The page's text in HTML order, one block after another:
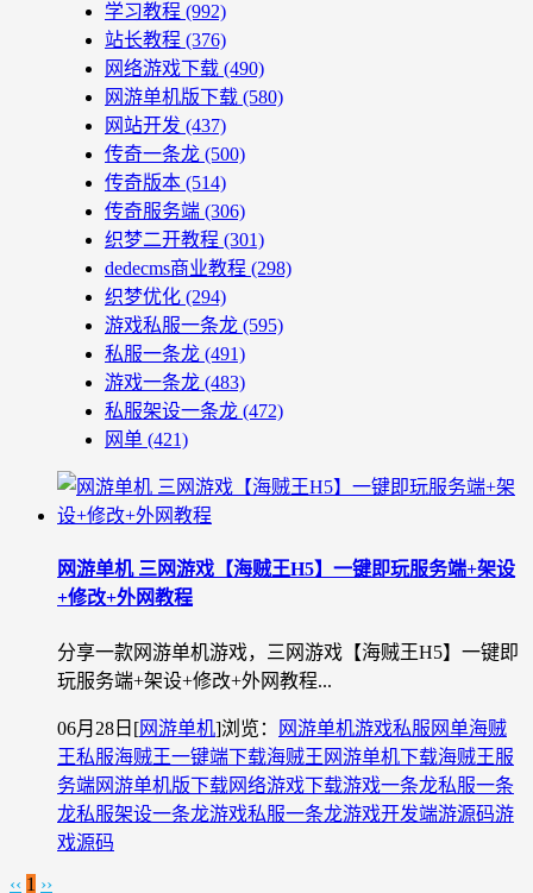
学习教程 (992)
站长教程 (376)
网络游戏下载 (490)
网游单机版下载 (580)
网站开发 (437)
传奇一条龙 (500)
传奇版本 (514)
传奇服务端 (306)
织梦二开教程 (301)
dedecms商业教程 (298)
织梦优化 (294)
游戏私服一条龙 (595)
私服一条龙 (491)
游戏一条龙 (483)
私服架设一条龙 (472)
网单 (421)
网游单机 三网游戏【海贼王H5】一键即玩服务端+架设
+修改+外网教程
分享一款网游单机游戏，三网游戏【海贼王H5】一键即
玩服务端+架设+修改+外网教程...
06月28日 [网游单机]浏览： 网游单机游戏私服 网单海贼
王私服海贼王一键端下载海贼王网游单机下载海贼王服
务端网游单机版下载网络游戏下载游戏一条龙私服一条
龙私服架设一条龙游戏私服一条龙游戏开发端游源码游
戏源码
‹‹ 1 ››